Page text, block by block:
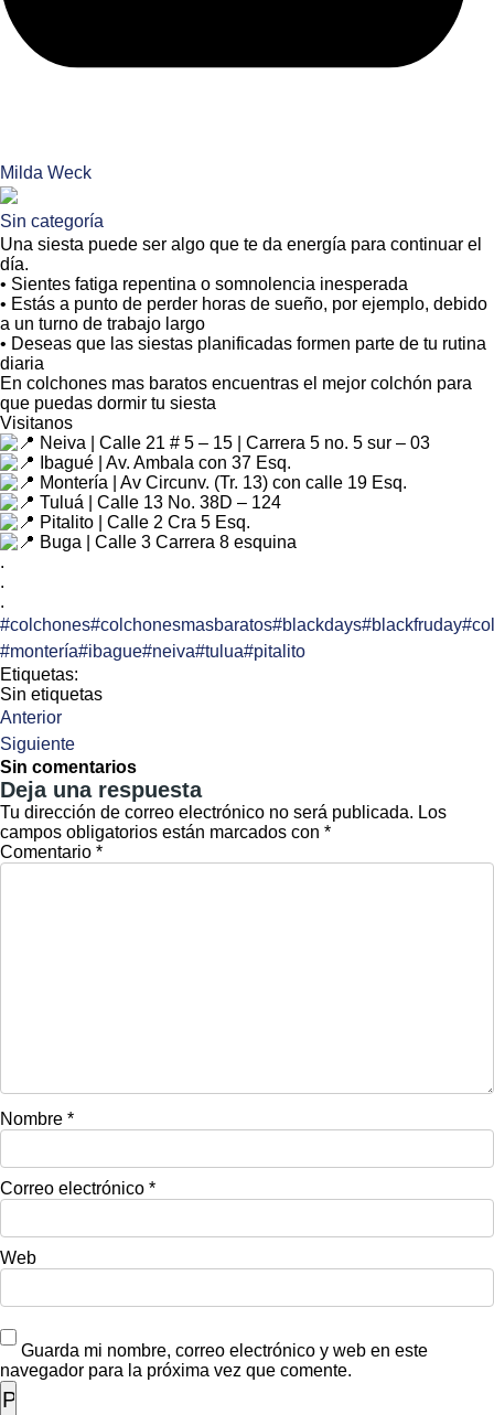
Milda Weck
Sin categoría
Una siesta puede ser algo que te da energía para continuar el
día.
• Sientes fatiga repentina o somnolencia inesperada
• Estás a punto de perder horas de sueño, por ejemplo, debido
a un turno de trabajo largo
• Deseas que las siestas planificadas formen parte de tu rutina
diaria
En colchones mas baratos encuentras el mejor colchón para
que puedas dormir tu siesta
Visitanos
Neiva | Calle 21 # 5 – 15 | Carrera 5 no. 5 sur – 03
Ibagué | Av. Ambala con 37 Esq.
Montería | Av Circunv. (Tr. 13) con calle 19 Esq.
Tuluá | Calle 13 No. 38D – 124
Pitalito | Calle 2 Cra 5 Esq.
Buga | Calle 3 Carrera 8 esquina
.
.
.
#colchones#colchonesmasbaratos#blackdays#blackfruday
#montería#ibague#neiva#tulua#pitalito
Etiquetas:
Sin etiquetas
Anterior
Siguiente
Sin comentarios
Deja una respuesta
Tu dirección de correo electrónico no será publicada. Los
campos obligatorios están marcados con *
Comentario *
Nombre *
Correo electrónico *
Web
Guarda mi nombre, correo electrónico y web en este
navegador para la próxima vez que comente.